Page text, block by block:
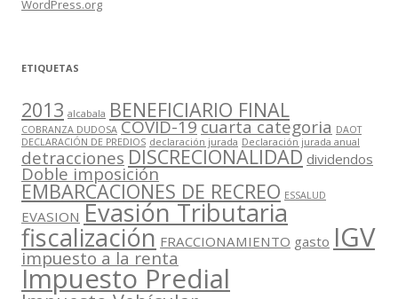
WordPress.org
ETIQUETAS
2013 alcabala BENEFICIARIO FINAL
COBRANZA DUDOSA COVID-19cuarta categoria DAOT
DECLARACIÓN DE PREDIOS declaración jurada Declaración jurada anual
detracciones DISCRECIONALIDAD dividendos
Doble imposición
EMBARCACIONES DE RECREO ESSALUD
EVASION Evasión Tributaria
fiscalización FRACCIONAMIENTO gasto IGV
impuesto a la renta
Impuesto Predial